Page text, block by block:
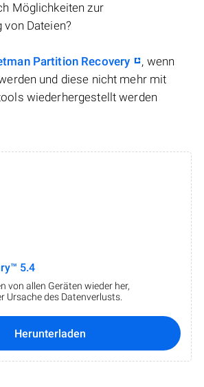
Möglichkeiten zur
Dateien?
Partition Recovery
, wenn
und diese nicht mehr mit
wiederhergestellt werden
5.4
von allen Geräten wieder her,
Ursache des Datenverlusts.
Herunterladen